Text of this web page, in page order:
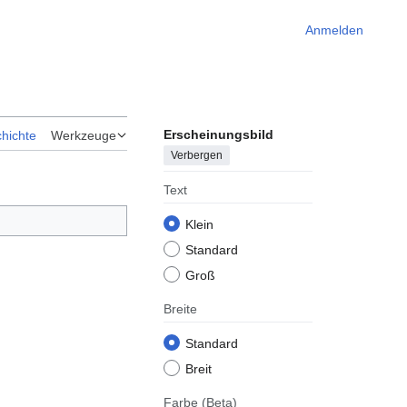
Anmelden
Werkzeuge Erscheinungsbild
Verbergen
Text
Klein
Standard
Groß
Breite
Standard
Breit
Farbe (Beta)